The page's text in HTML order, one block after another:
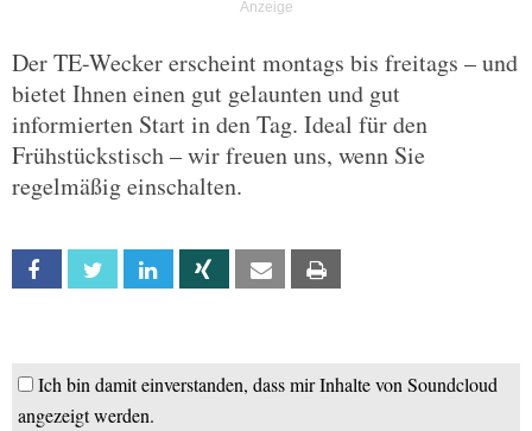
Der TE-Wecker erscheint montags bis freitags – und
bietet Ihnen einen gut gelaunten und gut
informierten Start in den Tag. Ideal für den
Frühstückstisch – wir freuen uns, wenn Sie
regelmäßig einschalten.
Facebook Twitter Linkedin Xing Email
Ich bin damit einverstanden, dass mir Inhalte von Soundcloud
angezeigt werden.